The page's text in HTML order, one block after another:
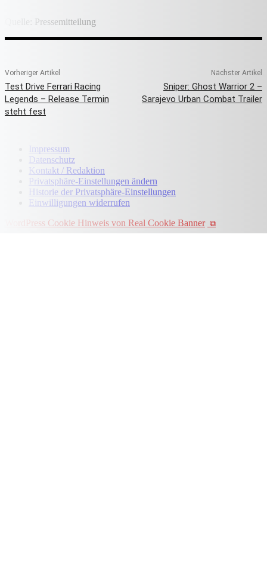
Quelle: Pressemitteilung
Vorheriger Artikel
Test Drive Ferrari Racing
Legends – Release Termin
steht fest
Nächster Artikel
Sniper: Ghost Warrior 2 –
Sarajevo Urban Combat Trailer
Impressum
Datenschutz
Kontakt / Redaktion
Privatsphäre-Einstellungen ändern
Historie der Privatsphäre-Einstellungen
Einwilligungen widerrufen
WordPress Cookie Hinweis von Real Cookie Banner